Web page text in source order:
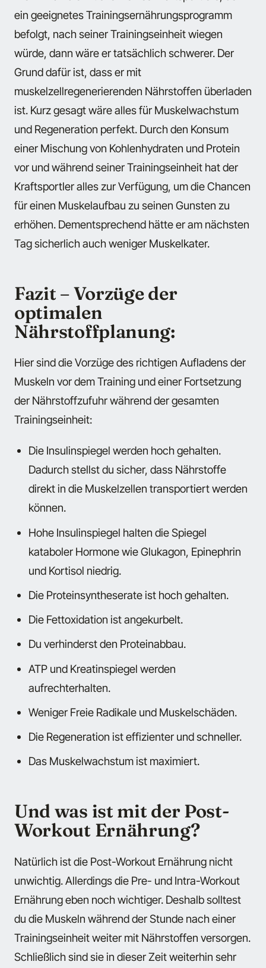
ein geeignetes Trainingsernährungsprogramm
befolgt, nach seiner Trainingseinheit wiegen
würde, dann wäre er tatsächlich schwerer. Der
Grund dafür ist, dass er mit
muskelzellregenerierenden Nährstoffen überladen
ist. Kurz gesagt wäre alles für Muskelwachstum
und Regeneration perfekt. Durch den Konsum
einer Mischung von Kohlenhydraten und Protein
vor und während seiner Trainingseinheit hat der
Kraftsportler alles zur Verfügung, um die Chancen
für einen Muskelaufbau zu seinen Gunsten zu
erhöhen. Dementsprechend hätte er am nächsten
Tag sicherlich auch weniger Muskelkater.
Fazit – Vorzüge der
optimalen
Nährstoffplanung:
Hier sind die Vorzüge des richtigen Aufladens der
Muskeln vor dem Training und einer Fortsetzung
der Nährstoffzufuhr während der gesamten
Trainingseinheit:
Die Insulinspiegel werden hoch gehalten.
Dadurch stellst du sicher, dass Nährstoffe
direkt in die Muskelzellen transportiert werden
können.
Hohe Insulinspiegel halten die Spiegel
kataboler Hormone wie Glukagon, Epinephrin
und Kortisol niedrig.
Die Proteinsyntheserate ist hoch gehalten.
Die Fettoxidation ist angekurbelt.
Du verhinderst den Proteinabbau.
ATP und Kreatinspiegel werden
aufrechterhalten.
Weniger Freie Radikale und Muskelschäden.
Die Regeneration ist effizienter und schneller.
Das Muskelwachstum ist maximiert.
Und was ist mit der Post-
Workout Ernährung?
Natürlich ist die Post-Workout Ernährung nicht
unwichtig. Allerdings die Pre- und Intra-Workout
Ernährung eben noch wichtiger. Deshalb solltest
du die Muskeln während der Stunde nach einer
Trainingseinheit weiter mit Nährstoffen versorgen.
Schließlich sind sie in dieser Zeit weiterhin sehr